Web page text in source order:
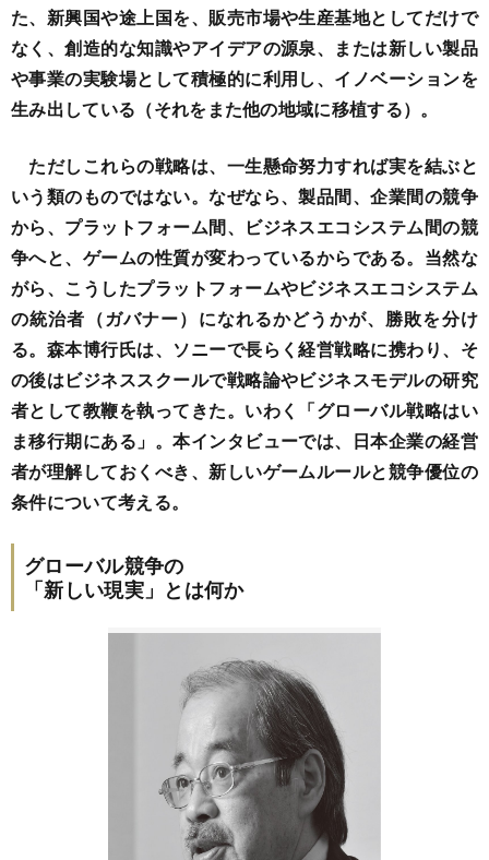
た、新興国や途上国を、販売市場や生産基地としてだけで
なく、創造的な知識やアイデアの源泉、または新しい製品
や事業の実験場として積極的に利用し、イノベーションを
生み出している（それをまた他の地域に移植する）。
ただしこれらの戦略は、一生懸命努力すれば実を結ぶと
いう類のものではない。なぜなら、製品間、企業間の競争
から、プラットフォーム間、ビジネスエコシステム間の競
争へと、ゲームの性質が変わっているからである。当然な
がら、こうしたプラットフォームやビジネスエコシステム
の統治者（ガバナー）になれるかどうかが、勝敗を分け
る。 森本博行氏は、ソニーで長らく経営戦略に携わり、そ
の後はビジネススクールで戦略論やビジネスモデルの研究
者として教鞭を執ってきた。いわく「グローバル戦略はい
ま移行期にある」。本インタビューでは、日本企業の経営
者が理解しておくべき、新しいゲームルールと競争優位の
条件について考える。
グローバル競争の
「新しい現実」とは何か